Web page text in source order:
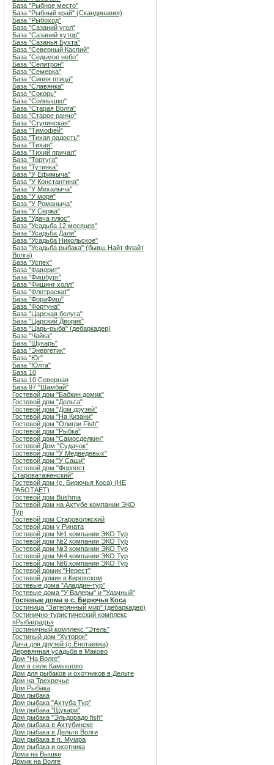
База "Рыбное место"
База "Рыбный край" (Скандинавия)
База "Рыбоход"
База "Сазаний угол"
База "Сазаний хутор"
База "Сазанья Бухта"
База "Северный Каспий"
База "Седьмое небо"
База "Селитрон"
База "Семерка"
База "Синяя птица"
База "Славянка"
База "Сокорь"
База "Солнышко"
База "Старая Волга"
База "Старое ранчо"
База "Ступинская"
База "Тимофей"
База "Тихая радость"
База "Тихая"
База "Тихий причал"
База "Тортуга"
База "Тутинка"
База "У Ефимыча"
База "У Константина"
База "У Михалыча"
База "У моря"
База "У Романыча"
База "У Сержа"
База "Удача плюс"
База "Усадьба 12 месяцев"
База "Усадьба Дали"
База "Усадьба Никольское"
База "Усадьба рыбака" (бывш.Найт Флайт
Волга)
База "Успех"
База "Фаворит"
База "Фишбург"
База "Фишинг холл"
База "Флотраскат"
База "ФораФиш"
База "Фортуна"
База "Царская белуга"
База "Царский Дворик"
База "Царь-рыба" (дебаркадер)
База "Чайка"
База "Щукарь"
База "Энергетик"
База "Юг"
База "Юлта"
База 10
База 10 Северная
База 97 "Шамбай"
Гостевой дом "Бабкин домик"
Гостевой дом "Дельта"
Гостевой дом "Дом друзей"
Гостевой дом "На Кизани"
Гостевой дом "Олигри Fish"
Гостевой дом "Рыбка"
Гостевой дом "Самосделкин"
Гостевой Дом "Судачок"
Гостевой дом "У Медведевых"
Гостевой дом "У Саши"
Гостевой дом "Форпост
Староватаженский"
Гостевой дом (с. Бирючья Коса) (НЕ
РАБОТАЕТ)
Гостевой дом Bushma
Гостевой дом на Ахтубе компании ЭКО
Тур
Гостевой дом Староволжский
Гостевой дом у Рината
Гостевой дом №1 компании ЭКО Тур
Гостевой дом №2 компании ЭКО Тур
Гостевой дом №3 компании ЭКО Тур
Гостевой дом №4 компании ЭКО Тур
Гостевой дом №6 компании ЭКО Тур
Гостевой домик "Нерест"
Гостевой домик в Кировском
Гостевые дома "Аладдин-тур"
Гостевые дома "У Валеры" и "Удачный"
Гостевые дома в с. Бирючья Коса
Гостиница "Затерянный мир" (дебаркадер)
Гостинично-туристический комплекс
«Рыбаградъ»
Гостиничный комплекс "Этель"
Гостиный дом "Хуторок"
Дача для друзей (с.Енотаевка)
Деревянная усадьба в Маково
Дом "На Волге"
Дом в селе Камышово
Дом для рыбаков и охотников в Дельте
Дом на Трехречье
Дом Рыбака
Дом рыбака
Дом рыбака "Ахтуба Тур"
Дом рыбака "Щукари"
Дом рыбака "Эльдорадо fish"
Дом рыбака в Ахтубинске
Дом рыбака в Дельте Волги
Дом рыбака в п. Мумра
Дом рыбака и охотника
Дома на Вышке
Домик на Волге